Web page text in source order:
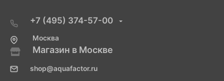
+7 (495) 374-57-00
Москва
Магазин в Москве
shop@aquafactor.ru